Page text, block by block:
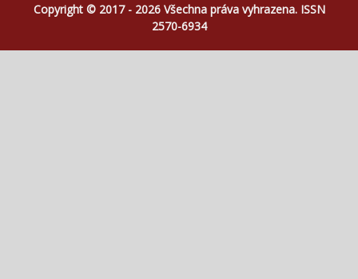
Copyright © 2017 - 2026 Všechna práva vyhrazena. ISSN
2570-6934